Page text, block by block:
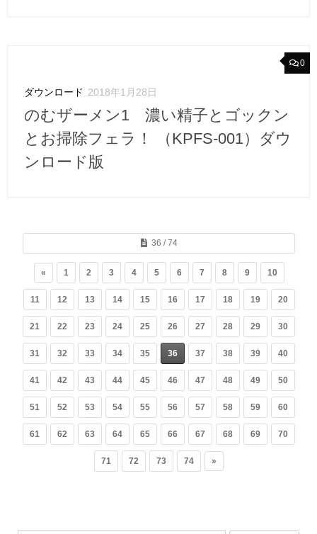
0
ダウンロード 2018年1月28日
のむザーメン1 濃い精子とゴックン
とお掃除フェラ！ （KPFS-001）ダウ
ンロード版
36 / 74
« 1 2 3 4 5 6 7 8 9 10
11 12 13 14 15 16 17 18 19 20
21 22 23 24 25 26 27 28 29 30
31 32 33 34 35 36 37 38 39 40
41 42 43 44 45 46 47 48 49 50
51 52 53 54 55 56 57 58 59 60
61 62 63 64 65 66 67 68 69 70
71 72 73 74 »